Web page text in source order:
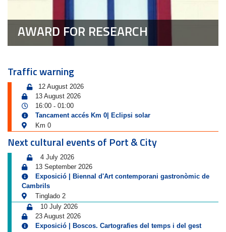
AWARD FOR RESEARCH
Traffic warning
12 August 2026
13 August 2026
16:00 - 01:00
Tancament accés Km 0| Eclipsi solar
Km 0
Next cultural events of Port & City
4 July 2026
13 September 2026
Exposició | Biennal d'Art contemporani gastronòmic de
Cambrils
Tinglado 2
10 July 2026
23 August 2026
Exposició | Boscos. Cartografies del temps i del gest